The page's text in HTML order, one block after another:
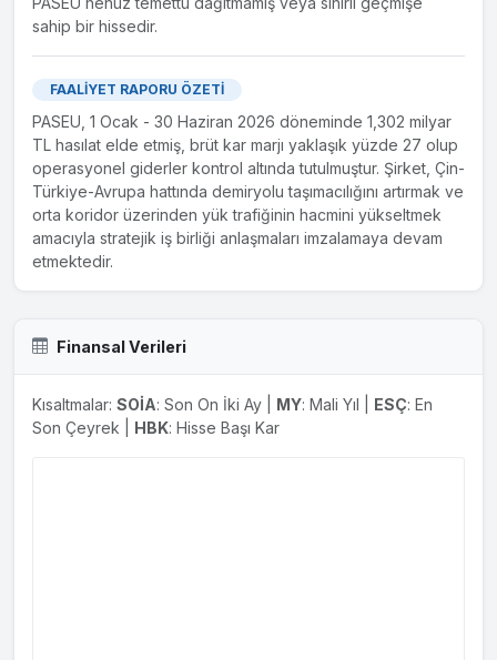
Yönetim kurulumuzun 21.06.2023 tarihli toplantısında %100
hissesi Pasifik Eurasia Lojistik Dış Ticaret A.Ş.' ye ait olmak
üzere, faaliyet konusu Demiryolu Tren İşletmeciliği olan
yeni bir şirket kurulması yönünde karar verilmişti. Bu
kapsamda gerekli başvurular yapılmış ve Pasifik Eurasia
Demiryolu Tren İşletmeciliği A.Ş. kuruluşu 14.07.2023
tarihinde tescil edilerek 17.07.2023 tarih ve 10872 sayılı
Türk Ticaret Sicil Gazetesin'de ilan edilmiştir. Kamuoyuna...
sahip bir hissedir.
FAALİYET RAPORU ÖZETİ
PASEU, 1 Ocak - 30 Haziran 2026 döneminde 1,302 milyar
TL hasılat elde etmiş, brüt kar marjı yaklaşık yüzde 27 olup
operasyonel giderler kontrol altında tutulmuştur. Şirket, Çin-
Türkiye-Avrupa hattında demiryolu taşımacılığını artırmak ve
orta koridor üzerinden yük trafiğinin hacmini yükseltmek
amacıyla stratejik iş birliği anlaşmaları imzalamaya devam
etmektedir.
Finansal Verileri
Kısaltmalar: SOİA: Son On İki Ay | MY: Mali Yıl | ESÇ: En
Son Çeyrek | HBK: Hisse Başı Kar